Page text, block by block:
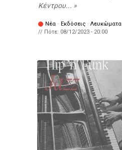
Κέντρου...
Νέα · Εκδόσεις · Λευκώματα
// Πότε: 08/12/2023 - 20:00